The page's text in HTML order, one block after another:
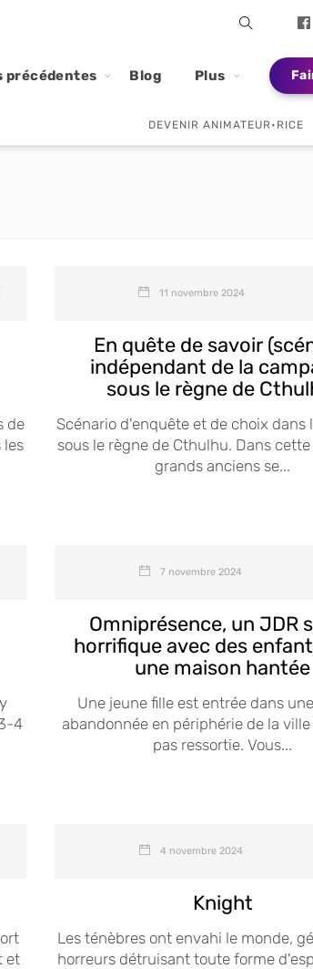
précédentes Blog Plus
DEVENIR ANIMATEUR•RICE
de
les
11 novembre 2024
En quête de savoir
indépendant de la
sous le règne de
Scénario d'enquête et de choix dans
sous le règne de Cthulhu. Dans
grands anciens se...
4
7 novembre 2024
Omniprésence, un JDR
horrifique avec des
une maison hantée
Une jeune fille est entrée dans
abandonnée en périphérie de la
pas ressortie. Vous...
et
4 novembre 2024
Knight
Les ténèbres ont envahi le monde,
horreurs détruisant toute forme